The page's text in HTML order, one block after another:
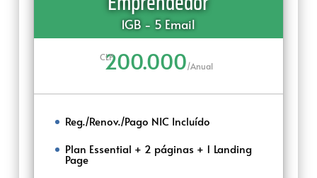
1GB - 5 Email
CLP
200.000/Anual
Reg./Renov./Pago NIC Incluído
Plan Essential + 2 páginas + 1 Landing
Page